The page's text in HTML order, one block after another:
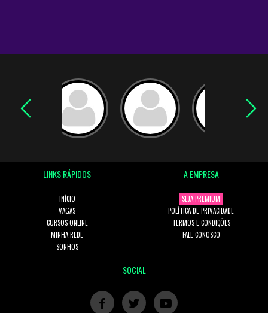
ser Beyoncé na Unidos da Tijuca.Ano: 2016
Local: Jornal Extra
Título do Projeto: Rio Top Pop acontece neste domingo (17)
Local: Jornal Folha do Iguassú
LINKS RÁPIDOS
INÍCIO
VAGAS
CURSOS ONLINE
MINHA REDE
SONHOS
A EMPRESA
SEJA PREMIUM
POLÍTICA DE PRIVACIDADE
TERMOS E CONDIÇÕES
FALE CONOSCO
SOCIAL